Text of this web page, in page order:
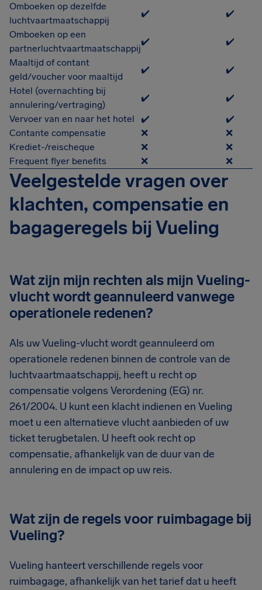
Omboeken op dezelfde
luchtvaartmaatschappij
✔️
✔️
Omboeken op een
partnerluchtvaartmaatschappij
✔️
✔️
Maaltijd of contant
geld/voucher voor maaltijd
✔️
✔️
Hotel (overnachting bij
annulering/vertraging)
✔️
✔️
Vervoer van en naar het hotel
✔️
✔️
Contante compensatie
❌
❌
Krediet-/reischeque
❌
❌
Frequent flyer benefits
❌ ❌
Veelgestelde vragen over
klachten, compensatie en
bagageregels bij Vueling
Wat zijn mijn rechten als mijn Vueling-
vlucht wordt geannuleerd vanwege
operationele redenen?
Als uw Vueling-vlucht wordt geannuleerd om
operationele redenen binnen de controle van de
luchtvaartmaatschappij, heeft u recht op
compensatie volgens Verordening (EG) nr.
261/2004. U kunt een klacht indienen en Vueling
moet u een alternatieve vlucht aanbieden of uw
ticket terugbetalen. U heeft ook recht op
compensatie, afhankelijk van de duur van de
annulering en de impact op uw reis.
Wat zijn de regels voor ruimbagage bij
Vueling?
Vueling hanteert verschillende regels voor
ruimbagage, afhankelijk van het tarief dat u heeft